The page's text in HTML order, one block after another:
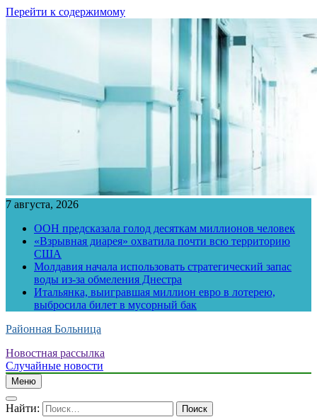
Перейти к содержимому
7 августа, 2026
ООН предсказала голод десяткам миллионов человек
«Взрывная диарея» охватила почти всю территорию
США
Молдавия начала использовать стратегический запас
воды из-за обмеления Днестра
Итальянка, выигравшая миллион евро в лотерею,
выбросила билет в мусорный бак
Районная Больница
Новостная рассылка
Случайные новости
Меню
Найти: